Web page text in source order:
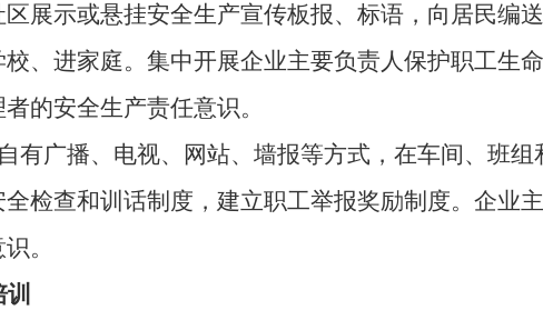
展示或悬挂安全生产宣传板报、标语，向居民编
、进家庭。集中开展企业主要负责人保护职工生
的安全生产责任意识。
有广播、电视、网站、墙报等方式，在车间、班
检查和训话制度，建立职工举报奖励制度。企业
。